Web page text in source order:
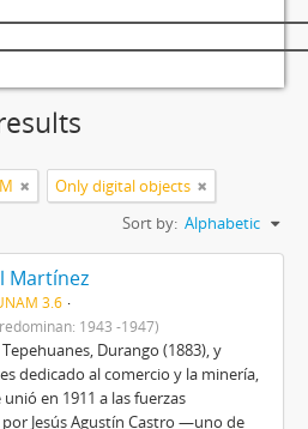
Only digital objects
Sort by: Alphabetic
Martínez
3.6
1943 -1947)
Durango (1883), y
dedicado al comercio y la minería,
unió en 1911 a las fuerzas
Jesús Agustín Castro —uno de